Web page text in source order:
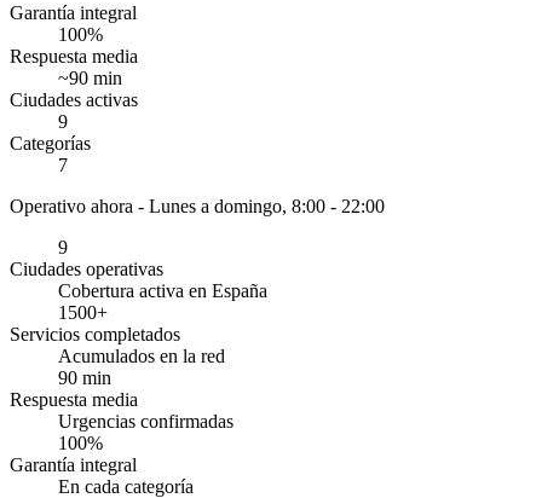
Garantía integral
100%
Respuesta media
~90 min
Ciudades activas
9
Categorías
7
Operativo ahora - Lunes a domingo, 8:00 - 22:00
9
Ciudades operativas
Cobertura activa en España
1500+
Servicios completados
Acumulados en la red
90 min
Respuesta media
Urgencias confirmadas
100%
Garantía integral
En cada categoría